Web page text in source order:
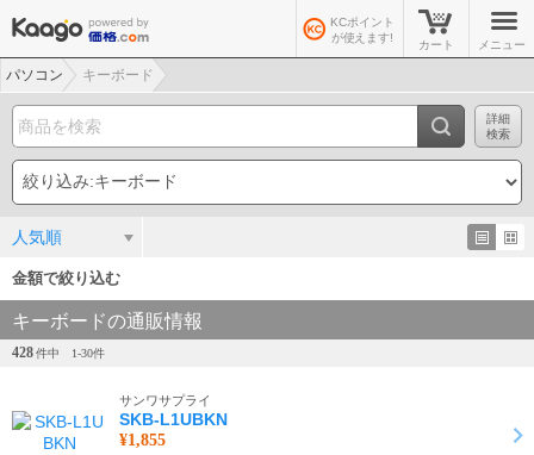
KCポイント
が使えます!
カート メニュー
パソコン キーボード
詳細
検索
人気順
金額で絞り込む
キーボードの通販情報
428件中 1-30件
サンワサプライ
SKB-L1UBKN
¥1,855